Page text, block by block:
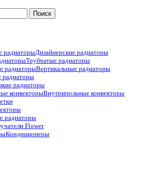
Поиск
Дизайнерские радиаторы
Трубчатые радиаторы
Вертикальные радиаторы
радиаторы
радиаторы
Внутрипольные конвекторы
радиаторы
Flower
Кондиционеры